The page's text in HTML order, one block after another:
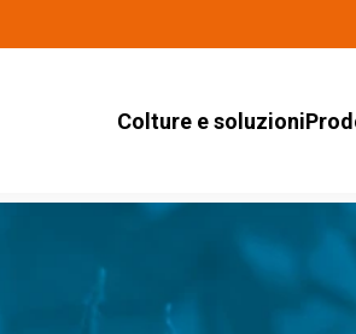
Colture e soluzioni